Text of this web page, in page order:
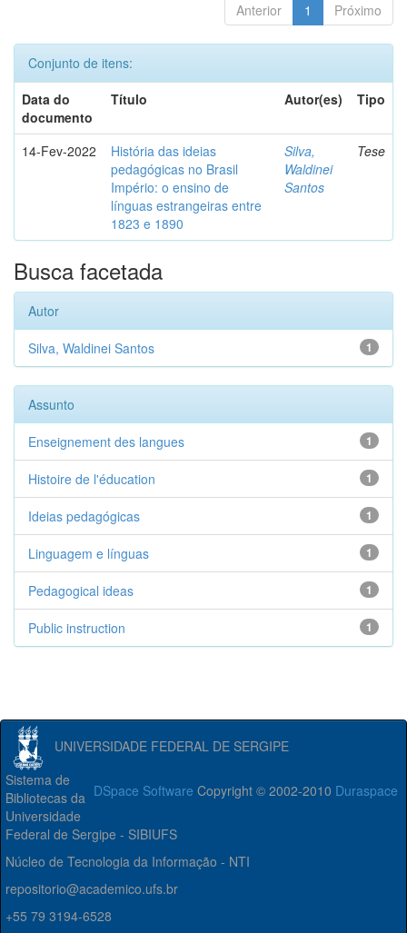
Anterior 1 Próximo
Conjunto de itens:
Data do
documento
Título Autor(es) Tipo
14-Fev-2022
História das ideias
pedagógicas no Brasil
Império: o ensino de
línguas estrangeiras entre
1823 e 1890
Silva,
Waldinei
Santos
Tese
Busca facetada
Autor
1
Silva, Waldinei Santos
Assunto
1
Enseignement des langues
1
Histoire de l'éducation
1
Ideias pedagógicas
1
Linguagem e línguas
1
Pedagogical ideas
1
Public instruction
UNIVERSIDADE FEDERAL DE SERGIPE
DSpace Software Copyright © 2002-2010 Duraspace
Sistema de
Bibliotecas da
Universidade
Federal de Sergipe - SIBIUFS
Núcleo de Tecnologia da Informação - NTI
repositorio@academico.ufs.br
+55 79 3194-6528